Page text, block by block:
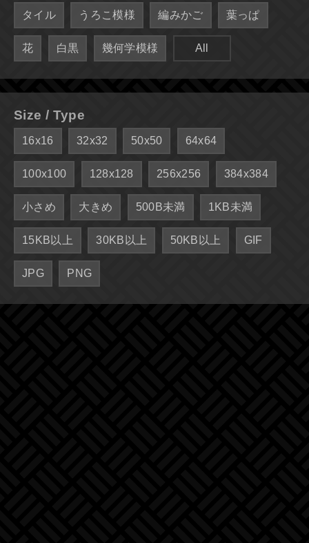
タイル うろこ模様 編みかご 葉っぱ
花 白黒 幾何学模様 All
Size / Type
16x16 32x32 50x50 64x64
100x100 128x128 256x256 384x384
小さめ 大きめ 500B未満 1KB未満
15KB以上 30KB以上 50KB以上 GIF
JPG PNG